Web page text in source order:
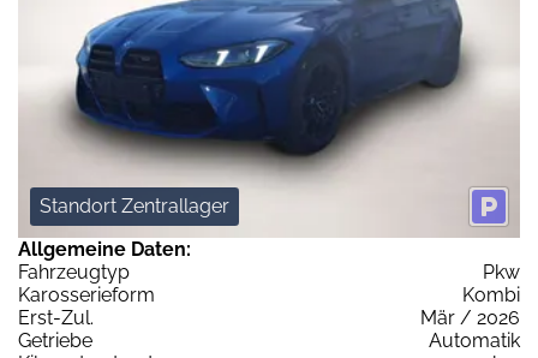
Standort Zentrallager
Allgemeine Daten:
Fahrzeugtyp
Pkw
Karosserieform
Kombi
Erst-Zul.
Mär / 2026
Getriebe
Automatik